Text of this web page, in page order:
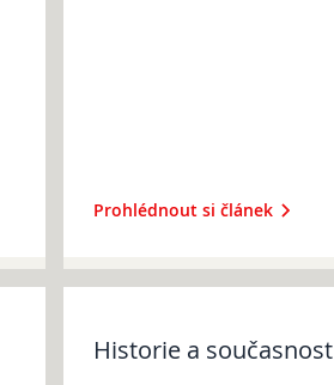
Prohlédnout si článek
Historie a současnost